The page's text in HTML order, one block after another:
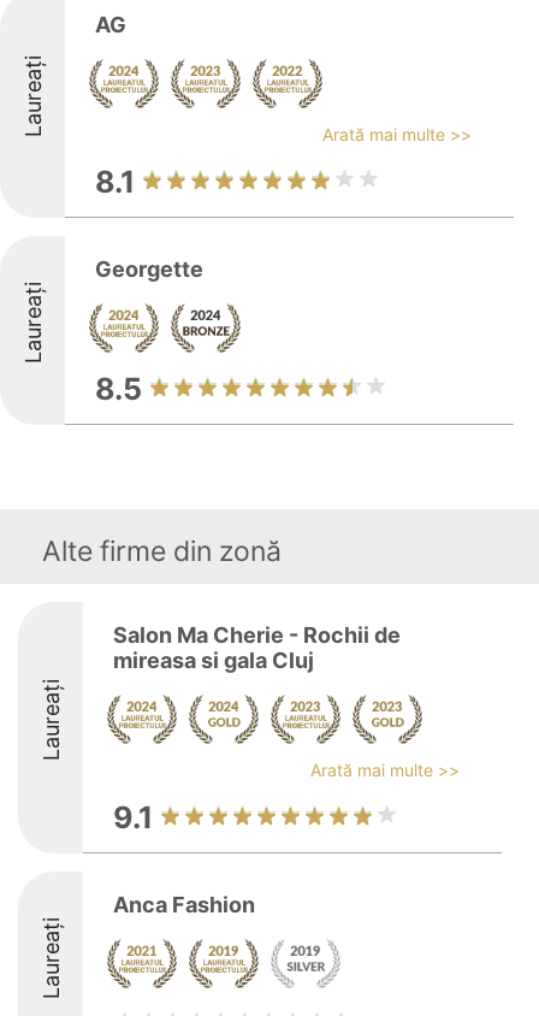
Laureați
AG
Arată mai multe >>
8.1
Laureați
Georgette
8.5
Alte firme din zonă
Laureați
Salon Ma Cherie - Rochii de
mireasa si gala Cluj
Arată mai multe >>
9.1
Laureați
Anca Fashion